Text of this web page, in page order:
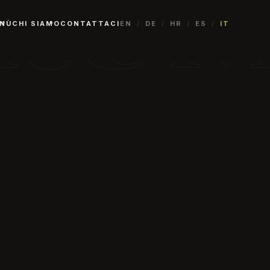
CHI SIAMO CONTATTACI EN / DE / HR / ES / IT